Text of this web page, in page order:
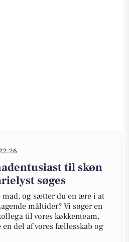
til skøn
søges
mad, og sætter du en ære i at
måltider? Vi søger en
til vores køkkenteam,
del af vores fællesskab og